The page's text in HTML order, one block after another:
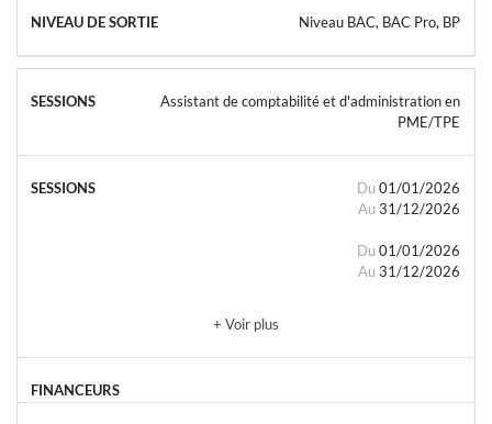
Niveau BAC, BAC Pro, BP
Assistant de comptabilité et d'administration en
PME/TPE
Du 01/01/2026
Au 31/12/2026
Du 01/01/2026
Au 31/12/2026
+ Voir plus